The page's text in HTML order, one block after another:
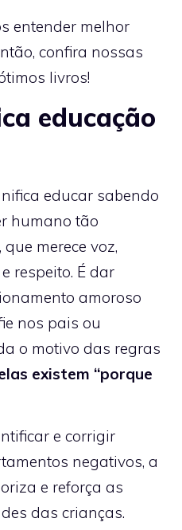
entender melhor
confira nossas
livros!
educação
educar sabendo
humano tão
merece voz,
respeito. É dar
amoroso
nos pais ou
o motivo das regras
existem “porque
e corrigir
negativos, a
e reforça as
das crianças.